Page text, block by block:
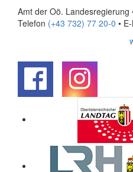
Amt der Oö. Landesregierung
Telefon (+43 732) 77 20-0 •